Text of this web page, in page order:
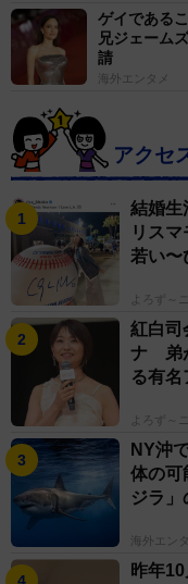
ゲイである
兄ジェーム
請
海外エンタメ
アクセ
結婚
リス
若い〜
よろず～
紅白司
ナ 弟
る有名
よろず～
NY沖
体の可
ジラ」
海外エン
昨年